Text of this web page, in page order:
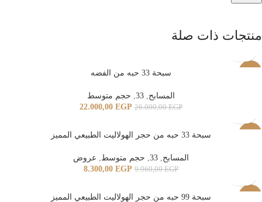
منتجات ذات صلة
سبحة 33 حبه من الفضه
المسابح,
33
, حجم متوسط
26.000,00EGP
22.000,00 EGP
سبحة 33 حبه من حجر الهولاليت الطبيعي المميز
المسابح,
33
, حجم متوسط, عروض
9.960,00EGP
8.300,00 EGP
سبحة 99 حبه من حجر الهولاليت الطبيعي المميز